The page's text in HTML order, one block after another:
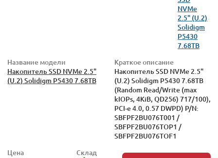
Название модели
Накопитель SSD NVMe 2.5"
(U.2) Solidigm P5430 7.68TB
Краткое описание
Накопитель SSD NVMe 2.5"
(U.2) Solidigm P5430 7.68TB
(Random Read/Write (max
kIOPs, 4KiB, QD256) 717/100),
PCI-e 4.0, 0.57 DWPD) P/N:
SBFPF2BU076T001 /
SBFPF2BU076TOP1 /
SBFPF2BU076TOF1
Цена
Склад